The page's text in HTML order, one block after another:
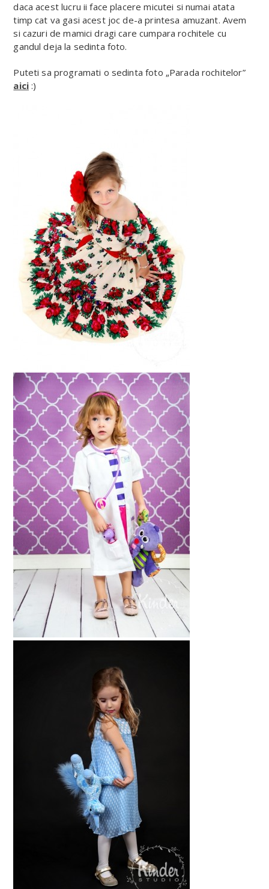
daca acest lucru ii face placere micutei si numai atata
timp cat va gasi acest joc de-a printesa amuzant. Avem
si cazuri de mamici dragi care cumpara rochitele cu
gandul deja la sedinta foto.
Puteti sa programati o sedinta foto „Parada rochitelor”
aici :)